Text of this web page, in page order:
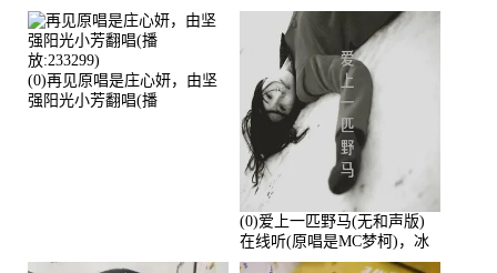
播:2713192次
播:287579次
(0)再见原唱是庄心妍，由坚
强阳光小芳翻唱(播
(0)爱上一匹野马(无和声版)
在线听(原唱是MC梦柯)，冰
鑫Asce演唱点播:178815次